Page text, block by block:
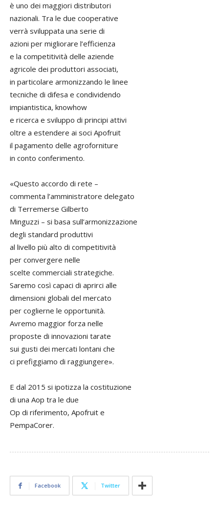
è uno dei maggiori distributori
nazionali. Tra le due cooperative
verrà sviluppata una serie di
azioni per migliorare l’efficienza
e la competitività delle aziende
agricole dei produttori associati,
in particolare armonizzando le linee
tecniche di difesa e condividendo
impiantistica, knowhow
e ricerca e sviluppo di principi attivi
oltre a estendere ai soci Apofruit
il pagamento delle agroforniture
in conto conferimento.
«Questo accordo di rete –
commenta l’amministratore delegato
di Terremerse Gilberto
Minguzzi – si basa sull’armonizzazione
degli standard produttivi
al livello più alto di competitività
per convergere nelle
scelte commerciali strategiche.
Saremo così capaci di aprirci alle
dimensioni globali del mercato
per coglierne le opportunità.
Avremo maggior forza nelle
proposte di innovazioni tarate
sui gusti dei mercati lontani che
ci prefiggiamo di raggiungere».
E dal 2015 si ipotizza la costituzione
di una Aop tra le due
Op di riferimento, Apofruit e
PempaCorer.
Facebook Twitter